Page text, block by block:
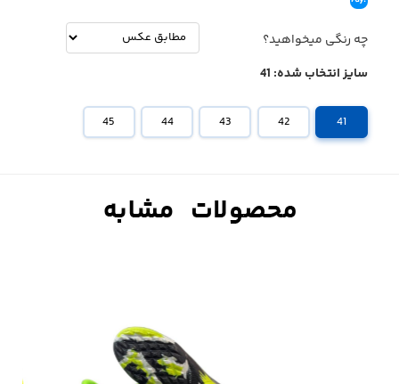
چه رنگی میخواهید؟
سایز انتخاب شده: 41
41
42
43
44
45